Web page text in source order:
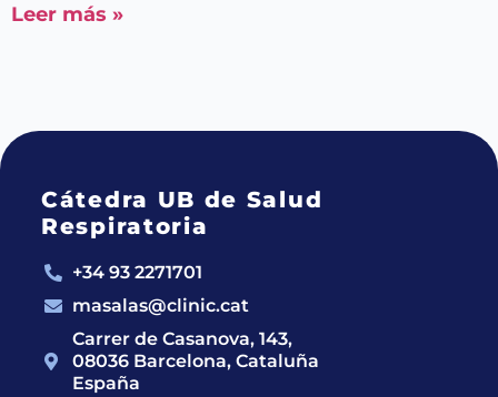
Leer más »
Cátedra UB de Salud
Respiratoria
+34 93 2271701
masalas@clinic.cat
Carrer de Casanova, 143,
08036 Barcelona, Cataluña
España